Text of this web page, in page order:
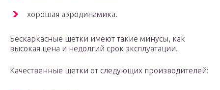
хорошая аэродинамика.
Бескаркасные щетки имеют такие минусы, как
высокая цена и недолгий срок эксплуатации.
Качественные щетки от следующих производителей: